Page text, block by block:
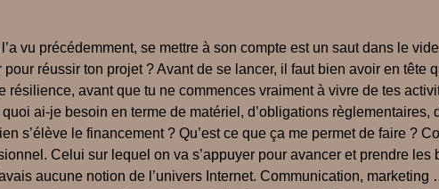
vu précédemment, se mettre à son compte est un saut dans le
réussir ton projet ? Avant de se lancer, il faut bien avoir en tête
résilience, avant que tu ne commences vraiment à vivre de tes
ai-je besoin en terme de matériel, d’obligations
s’élève le financement ? Qu’est ce que ça me permet de faire ?
Celui sur lequel on va s’appuyer pour avancer et prendre
aucune notion de l’univers Internet. Communication,